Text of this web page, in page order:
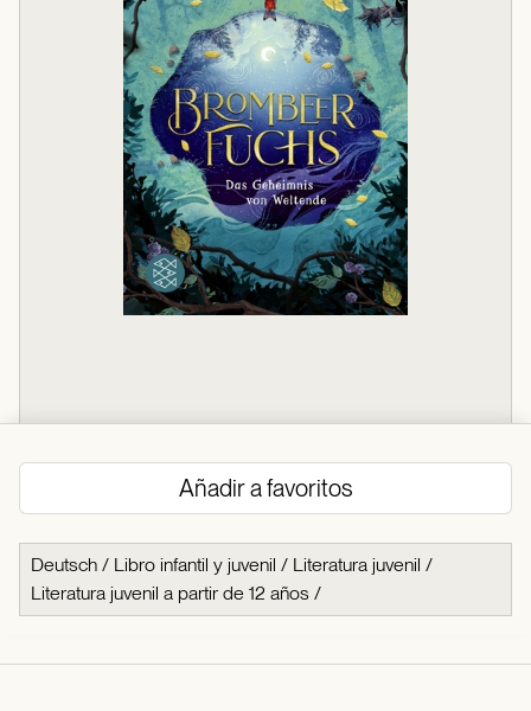
Añadir a favoritos
Deutsch / Libro infantil y juvenil / Literatura juvenil /
Literatura juvenil a partir de 12 años /